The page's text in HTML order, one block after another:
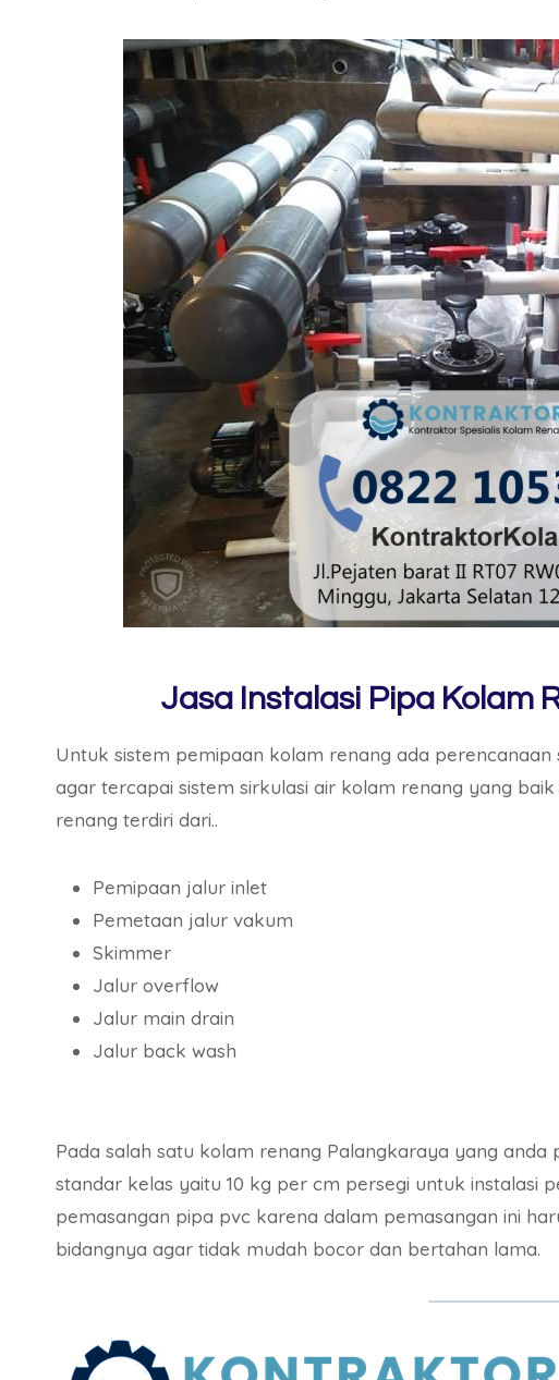
Jasa Instalasi Pipa Kolam
Untuk sistem pemipaan kolam renang ada
agar tercapai sistem sirkulasi air kolam renang yang baik
renang terdiri dari..
Pemipaan jalur inlet
Pemetaan jalur vakum
Skimmer
Jalur overflow
Jalur main drain
Jalur back wash
Pada salah satu kolam renang Palangkaraya yang
standar kelas yaitu 10 kg per cm persegi untuk instalasi
pemasangan pipa pvc karena dalam pemasangan ini
bidangnya agar tidak mudah bocor dan bertahan lama.